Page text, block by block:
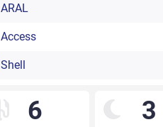
ARAL
Access
Shell
6 3